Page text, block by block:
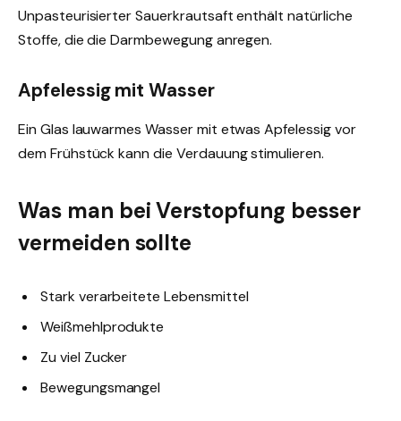
Unpasteurisierter Sauerkrautsaft enthält natürliche
Stoffe, die die Darmbewegung anregen.
Apfelessig mit Wasser
Ein Glas lauwarmes Wasser mit etwas Apfelessig vor
dem Frühstück kann die Verdauung stimulieren.
Was man bei Verstopfung besser
vermeiden sollte
Stark verarbeitete Lebensmittel
Weißmehlprodukte
Zu viel Zucker
Bewegungsmangel